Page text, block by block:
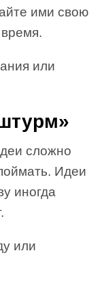
ими свою
или
сложно
Идеи
иногда
или